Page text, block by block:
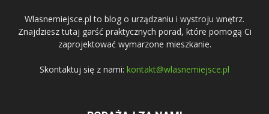
Wlasnemiejsce.pl to blog o urządzaniu i wystroju wnętrz.
Znajdziesz tutaj garść praktycznych porad, które pomogą Ci
zaprojektować wymarzone mieszkanie.
Skontaktuj się z nami: kontakt@wlasnemiejsce.pl